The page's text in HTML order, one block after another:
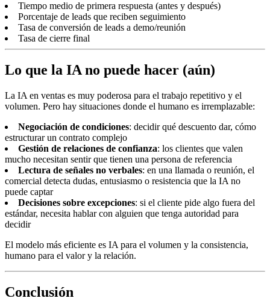
Tiempo medio de primera respuesta (antes y después)
Porcentaje de leads que reciben seguimiento
Tasa de conversión de leads a demo/reunión
Tasa de cierre final
Lo que la IA no puede hacer (aún)
La IA en ventas es muy poderosa para el trabajo repetitivo y el
volumen. Pero hay situaciones donde el humano es irremplazable:
Negociación de condiciones: decidir qué descuento dar, cómo
estructurar un contrato complejo
Gestión de relaciones de confianza: los clientes que valen
mucho necesitan sentir que tienen una persona de referencia
Lectura de señales no verbales: en una llamada o reunión, el
comercial detecta dudas, entusiasmo o resistencia que la IA no
puede captar
Decisiones sobre excepciones: si el cliente pide algo fuera del
estándar, necesita hablar con alguien que tenga autoridad para
decidir
El modelo más eficiente es IA para el volumen y la consistencia,
humano para el valor y la relación.
Conclusión